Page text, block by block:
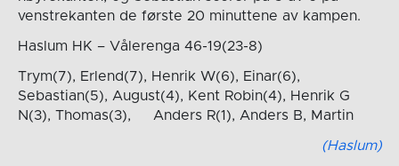
venstrekanten de første 20 minuttene av kampen.
Haslum HK – Vålerenga 46-19(23-8)
Trym(7), Erlend(7), Henrik W(6), Einar(6),
Sebastian(5), August(4), Kent Robin(4), Henrik G
N(3), Thomas(3), Anders R(1), Anders B, Martin
(Haslum)